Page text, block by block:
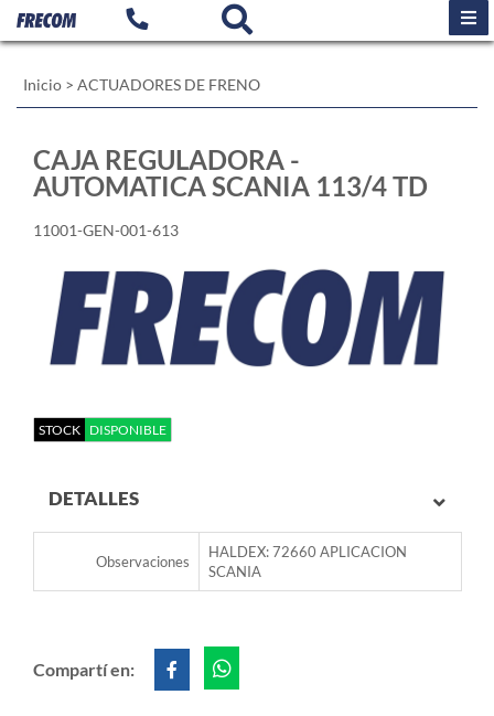
Inicio > ACTUADORES DE FRENO
CAJA REGULADORA -
AUTOMATICA SCANIA 113/4 TD
11001-GEN-001-613
STOCK DISPONIBLE
DETALLES
Observaciones
HALDEX: 72660 APLICACION
SCANIA
Compartí en: